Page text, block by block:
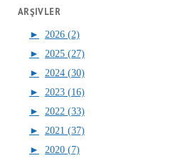
ARŞIVLER
►
2026 (2)
►
2025 (27)
►
2024 (30)
►
2023 (16)
►
2022 (33)
►
2021 (37)
►
2020 (7)